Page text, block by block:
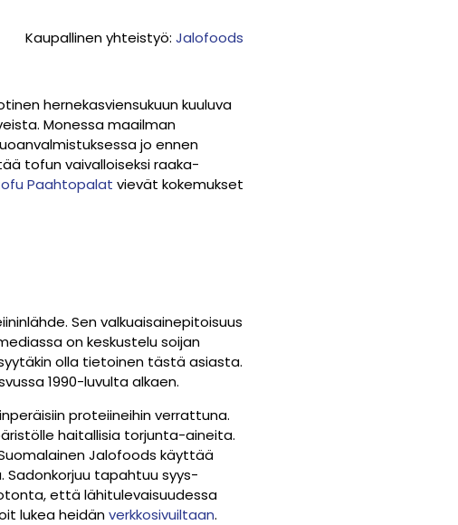
Kaupallinen yhteistyö: Jalofoods
hernekasviensukuun kuuluva
Monessa maailman
jo ennen
tofun vaivalloiseksi raaka-
Paahtopalat vievät kokemukset
Sen valkuaisainepitoisuus
on keskustelu soijan
olla tietoinen tästä asiasta.
1990-luvulta alkaen.
proteiineihin verrattuna.
haitallisia torjunta-aineita.
Jalofoods käyttää
tapahtuu syys-
että lähitulevaisuudessa
lukea heidänverkkosivuiltaan.